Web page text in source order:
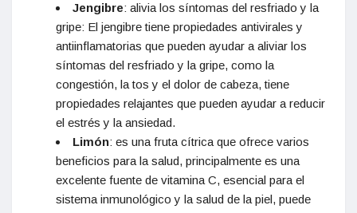
Jengibre: alivia los síntomas del resfriado y la
gripe: El jengibre tiene propiedades antivirales y
antiinflamatorias que pueden ayudar a aliviar los
síntomas del resfriado y la gripe, como la
congestión, la tos y el dolor de cabeza, tiene
propiedades relajantes que pueden ayudar a reducir
el estrés y la ansiedad.
Limón: es una fruta cítrica que ofrece varios
beneficios para la salud, principalmente es una
excelente fuente de vitamina C, esencial para el
sistema inmunológico y la salud de la piel, puede